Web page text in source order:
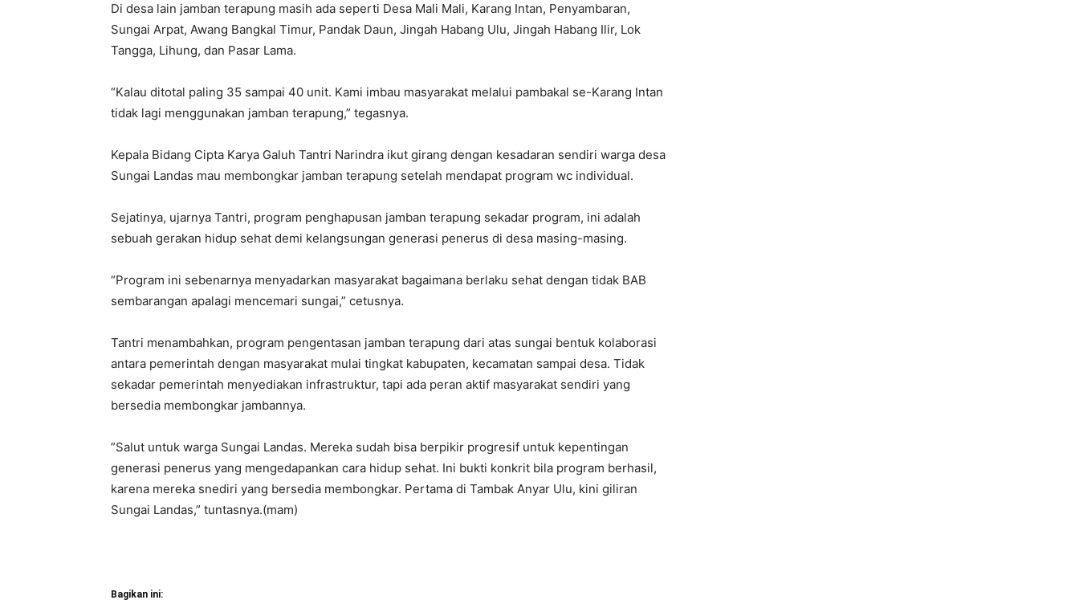
Di desa lain jamban terapung masih ada seperti Desa Mali Mali, Karang Intan, Penyambaran,
Sungai Arpat, Awang Bangkal Timur, Pandak Daun, Jingah Habang Ulu, Jingah Habang Ilir, Lok
Tangga, Lihung, dan Pasar Lama.
“Kalau ditotal paling 35 sampai 40 unit. Kami imbau masyarakat melalui pambakal se-Karang Intan
tidak lagi menggunakan jamban terapung,” tegasnya.
Kepala Bidang Cipta Karya Galuh Tantri Narindra ikut girang dengan kesadaran sendiri warga desa
Sungai Landas mau membongkar jamban terapung setelah mendapat program wc individual.
Sejatinya, ujarnya Tantri, program penghapusan jamban terapung sekadar program, ini adalah
sebuah gerakan hidup sehat demi kelangsungan generasi penerus di desa masing-masing.
“Program ini sebenarnya menyadarkan masyarakat bagaimana berlaku sehat dengan tidak BAB
sembarangan apalagi mencemari sungai,” cetusnya.
Tantri menambahkan, program pengentasan jamban terapung dari atas sungai bentuk kolaborasi
antara pemerintah dengan masyarakat mulai tingkat kabupaten, kecamatan sampai desa. Tidak
sekadar pemerintah menyediakan infrastruktur, tapi ada peran aktif masyarakat sendiri yang
bersedia membongkar jambannya.
”Salut untuk warga Sungai Landas. Mereka sudah bisa berpikir progresif untuk kepentingan
generasi penerus yang mengedapankan cara hidup sehat. Ini bukti konkrit bila program berhasil,
karena mereka snediri yang bersedia membongkar. Pertama di Tambak Anyar Ulu, kini giliran
Sungai Landas,” tuntasnya.(mam)
Bagikan ini: